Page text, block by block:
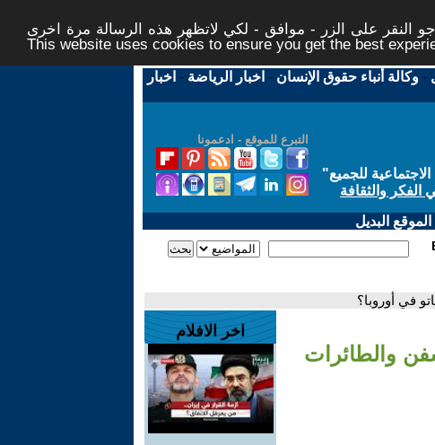
النقر على الزر - موافق - لكي لاتظهر هذه الرسالة مرة اخرى -
This website uses cookies to ensure you get the best
-وكالة أنباء حقوق الإنسان - اخبار الرياضة - اخبار
التبرع للموقع - ادعمونا
للجميع"
الفكر والثقافة
البديل
في أوروبا؟
والطائرات
اخر الافلام